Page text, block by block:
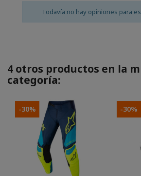
Todavía no hay opiniones para
4 otros productos en la
categoría:
-30% -30%